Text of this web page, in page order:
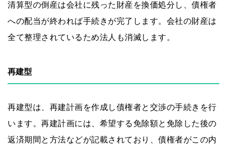
清算型の倒産は会社に残った財産を換価処分し、債権者
への配当が終われば手続きが完了します。会社の財産は
全て整理されているため法人も消滅します。
再建型
再建型は、再建計画を作成し債権者と交渉の手続きを行
います。再建計画には、希望する免除額と免除した後の
返済期間と方法などが記載されており、債権者がこの内